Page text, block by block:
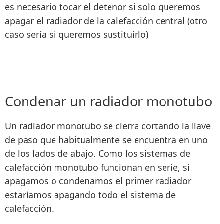
es necesario tocar el detenor si solo queremos
apagar el radiador de la calefacción central (otro
caso sería si queremos sustituirlo)
Condenar un radiador monotubo
Un radiador monotubo se cierra cortando la llave
de paso que habitualmente se encuentra en uno
de los lados de abajo. Como los sistemas de
calefacción monotubo funcionan en serie, si
apagamos o condenamos el primer radiador
estaríamos apagando todo el sistema de
calefacción.